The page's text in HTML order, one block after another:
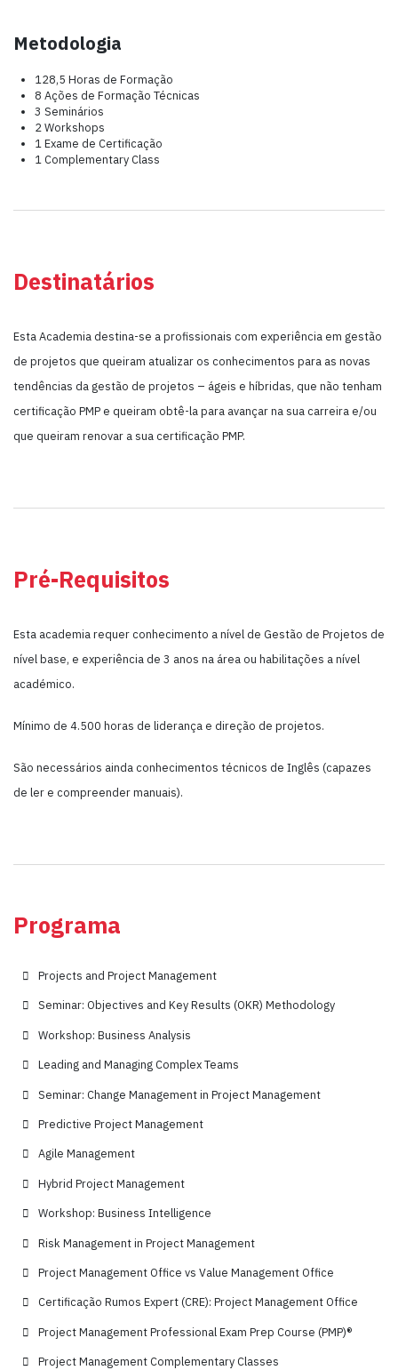
Metodologia
128,5 Horas de Formação
8 Ações de Formação Técnicas
3 Seminários
2 Workshops
1 Exame de Certificação
1 Complementary Class
Destinatários
Esta Academia destina-se a profissionais com experiência em gestão
de projetos que queiram atualizar os conhecimentos para as novas
tendências da gestão de projetos – ágeis e híbridas, que não tenham
certificação PMP e queiram obtê-la para avançar na sua carreira e/ou
que queiram renovar a sua certificação PMP.
Pré-Requisitos
Esta academia requer conhecimento a nível de Gestão de Projetos de
nível base, e experiência de 3 anos na área ou habilitações a nível
académico.
Mínimo de 4.500 horas de liderança e direção de projetos.
São necessários ainda conhecimentos técnicos de Inglês (capazes
de ler e compreender manuais).
Programa
Projects and Project Management
Seminar: Objectives and Key Results (OKR) Methodology
Workshop: Business Analysis
Leading and Managing Complex Teams
Seminar: Change Management in Project Management
Predictive Project Management
Agile Management
Hybrid Project Management
Workshop: Business Intelligence
Risk Management in Project Management
Project Management Office vs Value Management Office
Certificação Rumos Expert (CRE): Project Management Office
Project Management Professional Exam Prep Course (PMP)®
Project Management Complementary Classes